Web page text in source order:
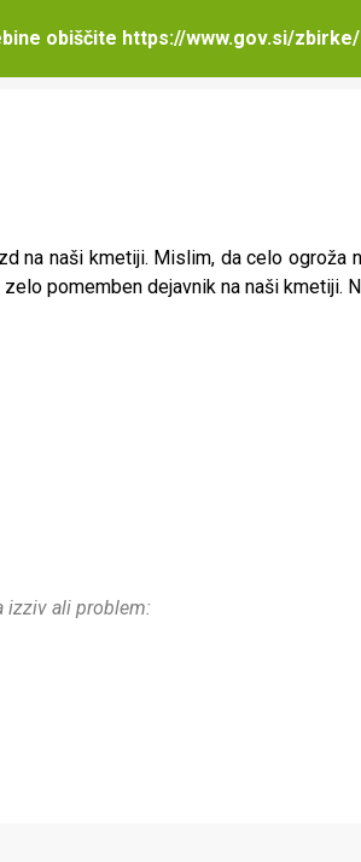
obiščite https://www.gov.si/
na naši kmetiji. Mislim, da celo
pomemben dejavnik na naši kmetiji.
izziv ali problem: